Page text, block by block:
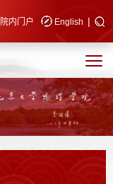
院内门户 English |